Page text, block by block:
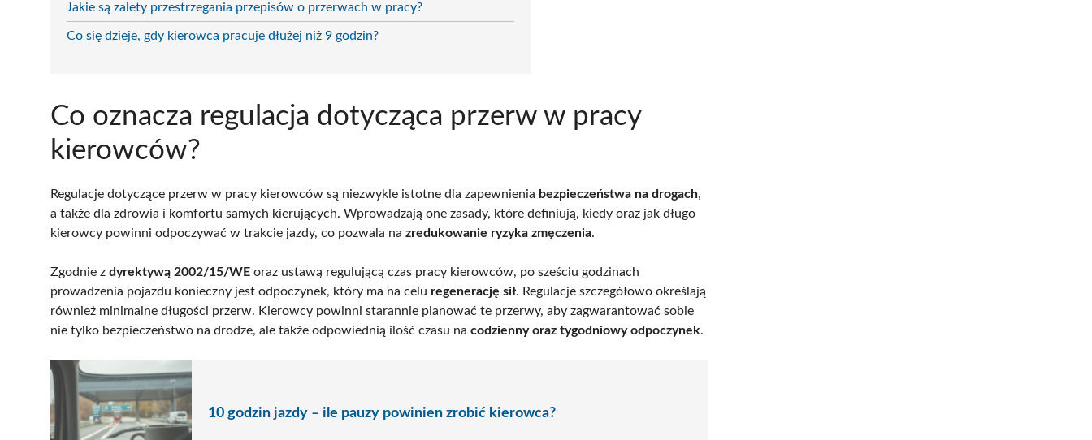
Jakie są zalety przestrzegania przepisów o przerwach w pracy?
Co się dzieje, gdy kierowca pracuje dłużej niż 9 godzin?
Co oznacza regulacja dotycząca przerw w pracy
kierowców?
Regulacje dotyczące przerw w pracy kierowców są niezwykle istotne dla zapewnienia bezpieczeństwa na drogach,
a także dla zdrowia i komfortu samych kierujących. Wprowadzają one zasady, które definiują, kiedy oraz jak długo
kierowcy powinni odpoczywać w trakcie jazdy, co pozwala na zredukowanie ryzyka zmęczenia.
Zgodnie z dyrektywą 2002/15/WE oraz ustawą regulującą czas pracy kierowców, po sześciu godzinach
prowadzenia pojazdu konieczny jest odpoczynek, który ma na celu regenerację sił. Regulacje szczegółowo określają
również minimalne długości przerw. Kierowcy powinni starannie planować te przerwy, aby zagwarantować sobie
nie tylko bezpieczeństwo na drodze, ale także odpowiednią ilość czasu na codzienny oraz tygodniowy odpoczynek.
10 godzin jazdy – ile pauzy powinien zrobić kierowca?